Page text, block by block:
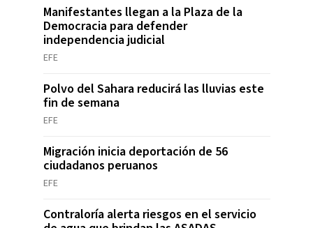
Manifestantes llegan a la Plaza de la
Democracia para defender
independencia judicial
EFE
Polvo del Sahara reducirá las lluvias este
fin de semana
EFE
Migración inicia deportación de 56
ciudadanos peruanos
EFE
Contraloría alerta riesgos en el servicio